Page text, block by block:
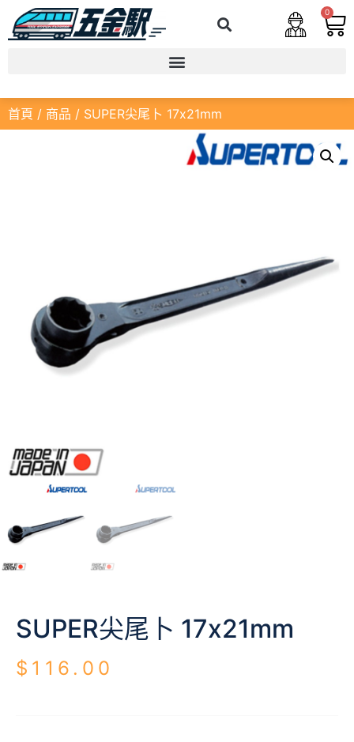
0
首頁 / 商品 / SUPER尖尾卜 17x21mm
SUPER尖尾卜 17x21mm
$ 116.00